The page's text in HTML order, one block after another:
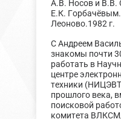
А.В. Носов и В.В.
Е.К. Горбачёвым.
Леоново.1982 г.
С Андреем
знакомы почти
работать в
центре
техники
прошлого века,
поисковой
комитета